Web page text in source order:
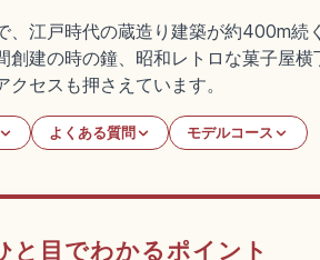
、江戸時代の蔵造り建築が約400m
建の時の鐘、昭和レトロな菓子屋
セスも押さえています。
よくある質問 モデルコース
と目でわかるポイント